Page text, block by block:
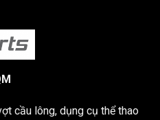
cầu lông, dụng cụ thể thao